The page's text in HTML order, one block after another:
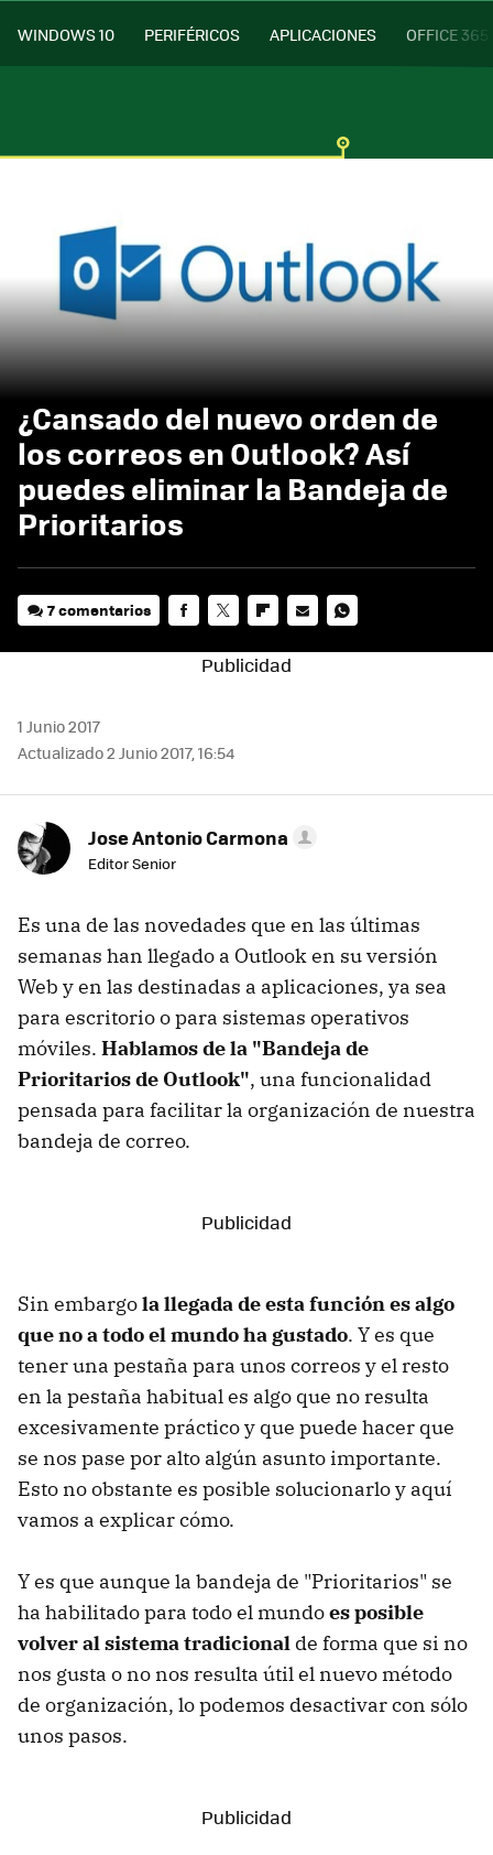
WINDOWS 10 PERIFÉRICOS APLICACIONES OFFICE 365
¿Cansado del nuevo orden de
los correos en Outlook? Así
puedes eliminar la Bandeja de
Prioritarios
7 comentarios
MAIL
1 Junio 2017
Actualizado 2 Junio 2017, 16:54
Jose Antonio Carmona
Editor Senior
Es una de las novedades que en las últimas
semanas han llegado a Outlook en su versión
Web y en las destinadas a aplicaciones, ya sea
para escritorio o para sistemas operativos
móviles. Hablamos de la "Bandeja de
Prioritarios de Outlook", una funcionalidad
pensada para facilitar la organización de nuestra
bandeja de correo.
Sin embargola llegada de esta función es algo
que no a todo el mundo ha gustado. Y es que
tener una pestaña para unos correos y el resto
en la pestaña habitual es algo que no resulta
excesivamente práctico y que puede hacer que
se nos pase por alto algún asunto importante.
Esto no obstante es posible solucionarlo y aquí
vamos a explicar cómo.
Y es que aunque la bandeja de "Prioritarios" se
ha habilitado para todo el mundoes posible
volver al sistema tradicional de forma que si no
nos gusta o no nos resulta útil el nuevo método
de organización, lo podemos desactivar con sólo
unos pasos.